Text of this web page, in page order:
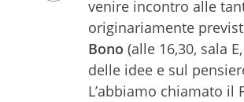
venire incontro alle
originariamente
Bono (alle 16,30, sala
delle idee e sul
L’abbiamo chiamato il